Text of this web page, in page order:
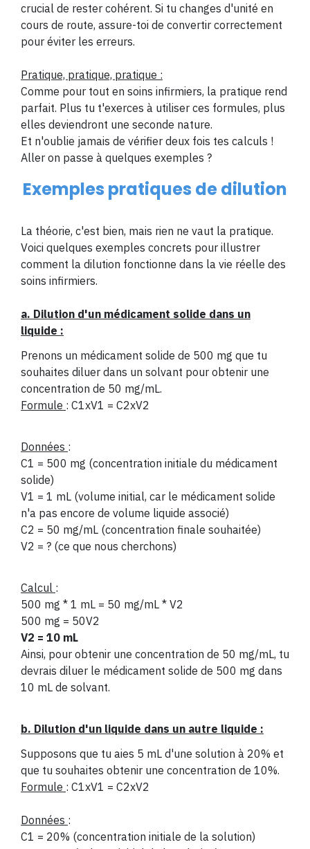
crucial de rester cohérent. Si tu changes d'unité en
cours de route, assure-toi de convertir correctement
pour éviter les erreurs.
Pratique, pratique, pratique :
Comme pour tout en soins infirmiers, la pratique rend
parfait. Plus tu t'exerces à utiliser ces formules, plus
elles deviendront une seconde nature.
Et n'oublie jamais de vérifier deux fois tes calculs !
Aller on passe à quelques exemples ?
Exemples pratiques de dilution
La théorie, c'est bien, mais rien ne vaut la pratique.
Voici quelques exemples concrets pour illustrer
comment la dilution fonctionne dans la vie réelle des
soins infirmiers.
a. Dilution d'un médicament solide dans un
liquide :
Prenons un médicament solide de 500 mg que tu
souhaites diluer dans un solvant pour obtenir une
concentration de 50 mg/mL.
Formule : C1xV1 = C2xV2
Données :
C1 = 500 mg (concentration initiale du médicament
solide)
V1 = 1 mL (volume initial, car le médicament solide
n'a pas encore de volume liquide associé)
C2 = 50 mg/mL (concentration finale souhaitée)
V2 = ? (ce que nous cherchons)
Calcul :
500 mg * 1 mL = 50 mg/mL * V2
500 mg = 50V2
V2 = 10 mL
Ainsi, pour obtenir une concentration de 50 mg/mL, tu
devrais diluer le médicament solide de 500 mg dans
10 mL de solvant.
b. Dilution d'un liquide dans un autre liquide :
Supposons que tu aies 5 mL d'une solution à 20% et
que tu souhaites obtenir une concentration de 10%.
Formule : C1xV1 = C2xV2
Données :
C1 = 20% (concentration initiale de la solution)